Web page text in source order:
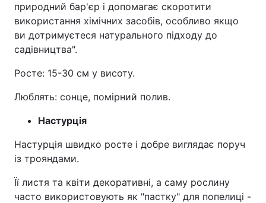
природний бар'єр і допомагає скоротити
використання хімічних засобів, особливо якщо
ви дотримуєтеся натурального підходу до
садівництва".
Росте: 15-30 см у висоту.
Люблять: сонце, помірний полив.
Настурція
Настурція швидко росте і добре виглядає поруч
із трояндами.
Її листя та квіти декоративні, а саму рослину
часто використовують як "пастку" для попелиці -